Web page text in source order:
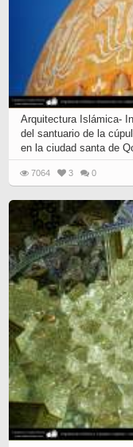
Arquitectura Islámica-
del santuario de la
en la ciudad santa de
7064 3 0